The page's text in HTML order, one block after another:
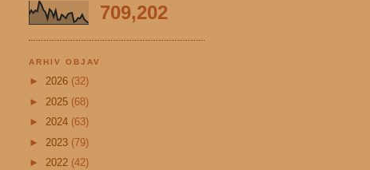
709,202
ARHIV OBJAV
► 2026 (32)
► 2025 (68)
► 2024 (63)
► 2023 (79)
► 2022 (42)